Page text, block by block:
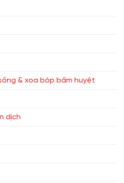
& xoa bóp bấm huyệt
dịch